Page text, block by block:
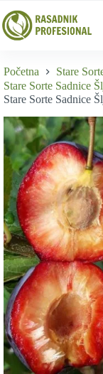
to
content
Početna
Stare
Stare Sorte Sadnice
Stare Sorte Sadnice